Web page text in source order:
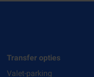
Transfer opties
Valet-parking